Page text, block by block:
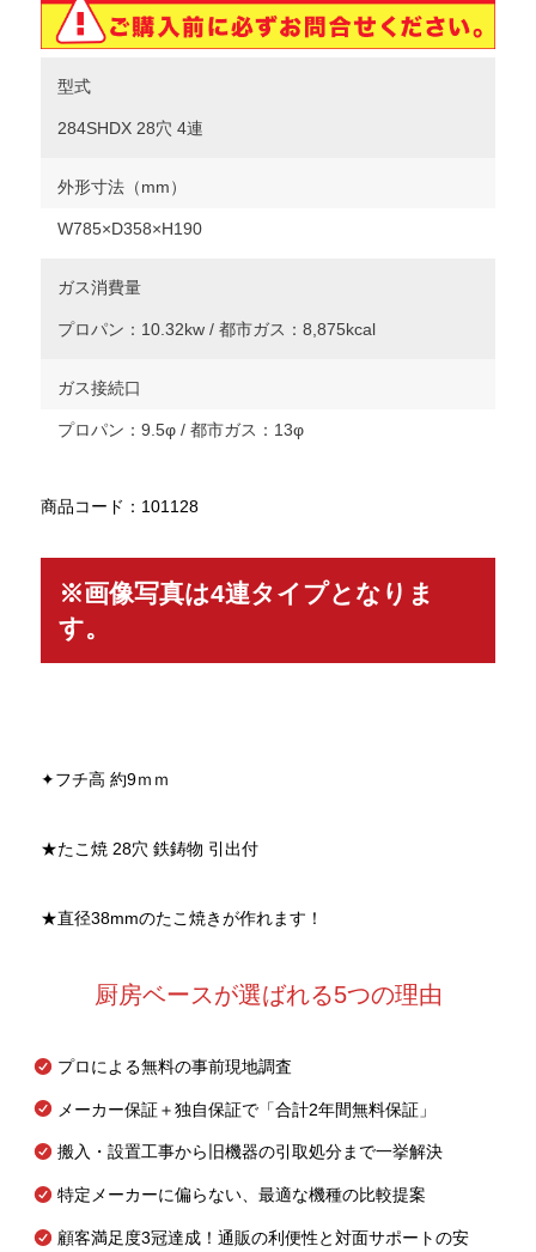
型式
284SHDX 28穴 4連
外形寸法（mm）
W785×D358×H190
ガス消費量
プロパン：10.32kw / 都市ガス：8,875kcal
ガス接続口
プロパン：9.5φ / 都市ガス：13φ
商品コード：101128
※画像写真は4連タイプとなりま
す。
✦フチ高 約9ｍｍ
★たこ焼 28穴 鉄鋳物 引出付
★直径38mmのたこ焼きが作れます！
厨房ベースが選ばれる5つの理由
プロによる無料の事前現地調査
メーカー保証＋独自保証で「合計2年間無料保証」
搬入・設置工事から旧機器の引取処分まで一挙解決
特定メーカーに偏らない、最適な機種の比較提案
顧客満足度3冠達成！通販の利便性と対面サポートの安